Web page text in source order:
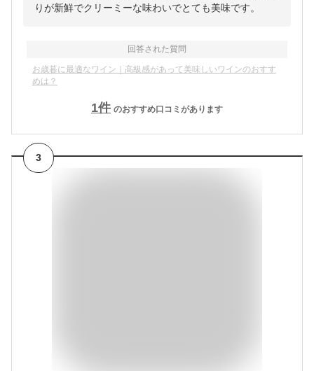
りが新鮮でクリーミーな味わいでとても美味です。
回答された質問
お歳暮に最適なワイン｜高級感があって美味しいワインのおすす
めは？
1件 のおすすめ口コミがあります
3